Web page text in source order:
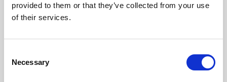
provided to them or that they’ve collected from your use
of their services.
Selection
Necessary